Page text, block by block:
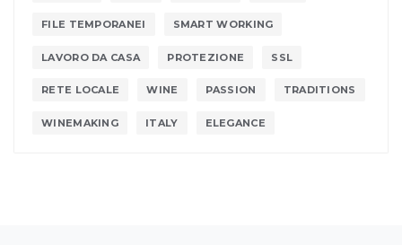
FILE TEMPORANEI SMART WORKING
LAVORO DA CASA PROTEZIONE SSL
RETE LOCALE WINE PASSION TRADITIONS
WINEMAKING ITALY ELEGANCE